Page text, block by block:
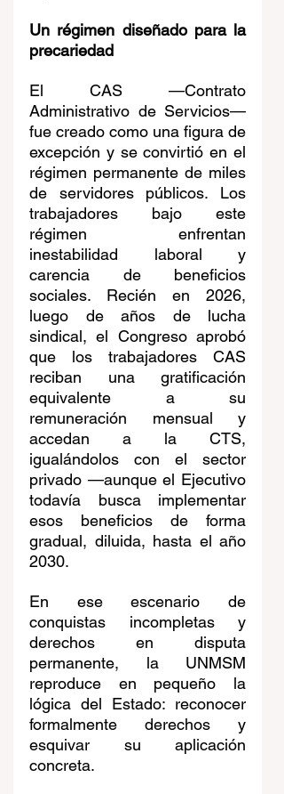
Un régimen diseñado para la
precariedad
El CAS —Contrato
Administrativo de Servicios—
fue creado como una figura de
excepción y se convirtió en el
régimen permanente de miles
de servidores públicos. Los
trabajadores bajo este
régimen enfrentan
inestabilidad laboral y
carencia de beneficios
sociales. Recién en 2026,
luego de años de lucha
sindical, el Congreso aprobó
que los trabajadores CAS
reciban una gratificación
equivalente a su
remuneración mensual y
accedan a la CTS,
igualándolos con el sector
privado —aunque el Ejecutivo
todavía busca implementar
esos beneficios de forma
gradual, diluida, hasta el año
2030.
En ese escenario de
conquistas incompletas y
derechos en disputa
permanente, la UNMSM
reproduce en pequeño la
lógica del Estado: reconocer
formalmente derechos y
esquivar su aplicación
concreta.